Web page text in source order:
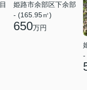
姫路市余部区下余部
- (165.95㎡)
650万円
-